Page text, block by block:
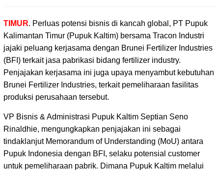
TIMUR. Perluas potensi bisnis di kancah global, PT Pupuk
Kalimantan Timur (Pupuk Kaltim) bersama Tracon Industri
jajaki peluang kerjasama dengan Brunei Fertilizer Industries
(BFI) terkait jasa pabrikasi bidang fertilizer industry.
Penjajakan kerjasama ini juga upaya menyambut kebutuhan
Brunei Fertilizer Industries, terkait pemeliharaan fasilitas
produksi perusahaan tersebut.
VP Bisnis & Administrasi Pupuk Kaltim Septian Seno
Rinaldhie, mengungkapkan penjajakan ini sebagai
tindaklanjut Memorandum of Understanding (MoU) antara
Pupuk Indonesia dengan BFI, selaku potensial customer
untuk pemeliharaan pabrik. Dimana Pupuk Kaltim melalui